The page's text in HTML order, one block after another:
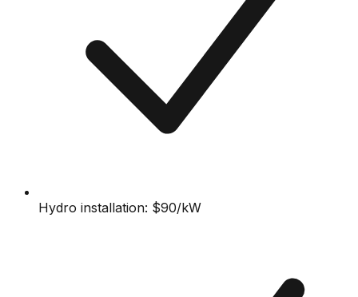
Hydro installation: $90/kW